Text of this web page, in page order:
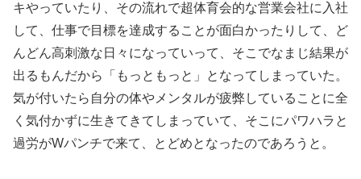
キやっていたり、その流れで超体育会的な営業会社に入社
して、仕事で目標を達成することが面白かったりして、ど
んどん高刺激な日々になっていって、そこでなまじ結果が
出るもんだから「もっともっと」となってしまっていた。
気が付いたら自分の体やメンタルが疲弊していることに全
く気付かずに生きてきてしまっていて、そこにパワハラと
過労がWパンチで来て、とどめとなったのであろうと。